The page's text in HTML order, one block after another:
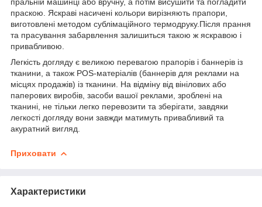
праскою. Яскраві насичені кольори вирізняють прапори,
виготовлені методом сублімаційного термодруку.Після прання
та прасування забарвлення залишиться такою ж яскравою і
привабливою.
Легкість догляду є великою перевагою прапорів і баннерів із
тканини, а також POS-матеріалів (баннерів для реклами на
місцях продажів) із тканини. На відміну від вінілових або
паперових виробів, засоби вашої реклами, зроблені на
тканині, не тільки легко перевозити та зберігати, завдяки
легкості догляду вони завжди матимуть привабливий та
акуратний вигляд.
Приховати
Характеристики